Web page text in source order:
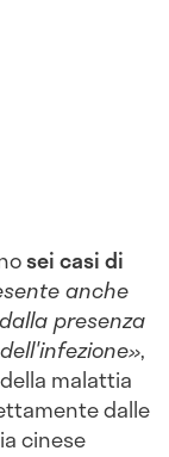
sei casi di
anche
presenza
»,
malattia
dalle
cinese